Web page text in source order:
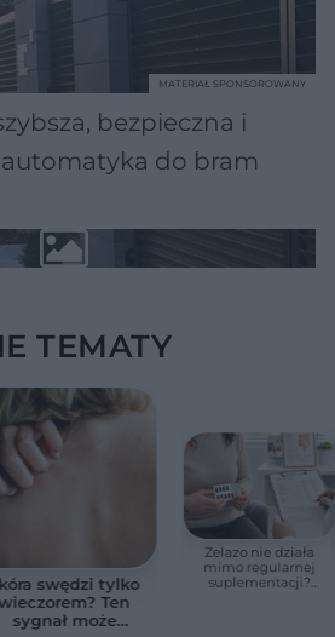
bezpieczna i
do bram
MATERIAŁ SPONSOROWANY
TEMATY
swędzi tylko
wieczorem? Ten
sygnał może
Żelazo nie działa
mimo regularnej
suplementacji?